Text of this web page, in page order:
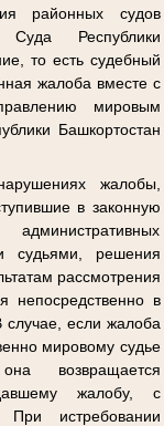
районных судов
Республики
то есть судебный
жалоба вместе с
мировым
Башкортостан
жалобы,
в законную
судьями, решения
рассмотрения
непосредственно в
случае, если жалоба
мировому судье
возвращается
жалобу, с
При истребовании